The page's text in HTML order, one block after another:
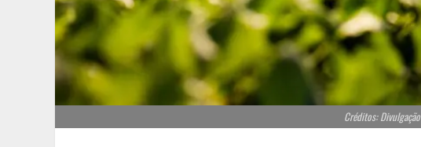
Créditos: Divulgação